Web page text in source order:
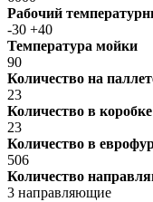
Рабочий
-30 +40
Температура мойки
90
Количество на
23
Количество в
23
Количество в
506
Количество
3 направляющие